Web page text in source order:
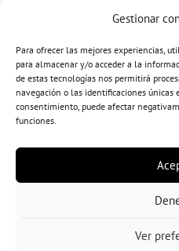
Gestionar
Para ofrecer las mejores experiencias,
para almacenar y/o acceder a la
de estas tecnologías nos permitirá
navegación o las identificaciones
consentimiento, puede afectar
funciones.
Ver
Lo más popular
Política de privacidad